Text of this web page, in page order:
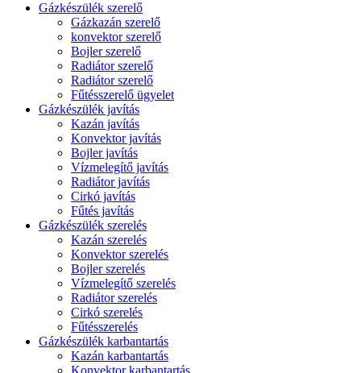
Gázkészülék szerelő
Gázkazán szerelő
konvektor szerelő
Bojler szerelő
Radiátor szerelő
Radiátor szerelő
Fűtésszerelő ügyelet
Gázkészülék javítás
Kazán javítás
Konvektor javítás
Bojler javítás
Vízmelegítő javítás
Radiátor javítás
Cirkó javítás
Fűtés javítás
Gázkészülék szerelés
Kazán szerelés
Konvektor szerelés
Bojler szerelés
Vízmelegítő szerelés
Radiátor szerelés
Cirkó szerelés
Fűtésszerelés
Gázkészülék karbantartás
Kazán karbantartás
Konvektor karbantartás